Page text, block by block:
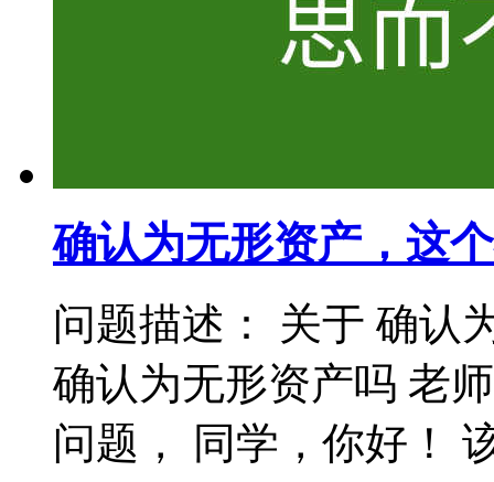
确认为无形资产，这
问题描述： 关于 确认
确认为无形资产吗 老
问题， 同学，你好！